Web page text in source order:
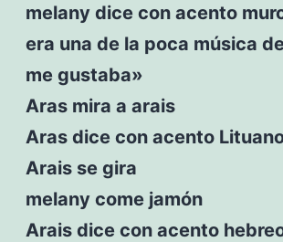
melany dice con acento
era una de la poca música
me gustaba»
Aras mira a arais
Aras dice con acento
Arais se gira
melany come jamón
Arais dice con acento